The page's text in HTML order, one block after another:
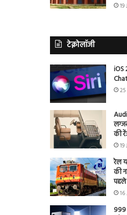
टेक्नोलॉजी
iOS
की
रेल
की
999